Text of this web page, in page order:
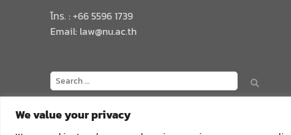
We value your privacy
โทร. : +66 5596 1739
Email: law@nu.ac.th